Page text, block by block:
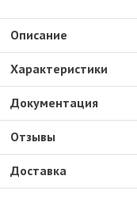
Доставка
Описание
Характеристики
Документация
Отзывы